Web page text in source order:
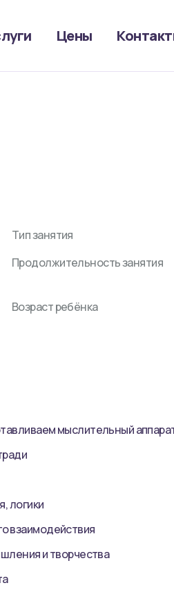
Цены
Тип занятия
Продолжительность занятия
Возраст ребёнка
мыслительный
логики
взаимодействия
и творчества